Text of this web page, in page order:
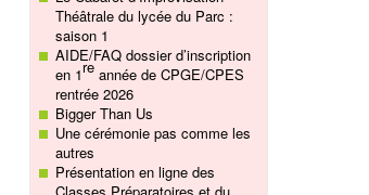
Théâtrale du lycée du Parc :
saison 1
AIDE/FAQ dossier d’inscription
en 1reannée de CPGE/CPES
rentrée 2026
Bigger Than Us
Une cérémonie pas comme les
autres
Présentation en ligne des